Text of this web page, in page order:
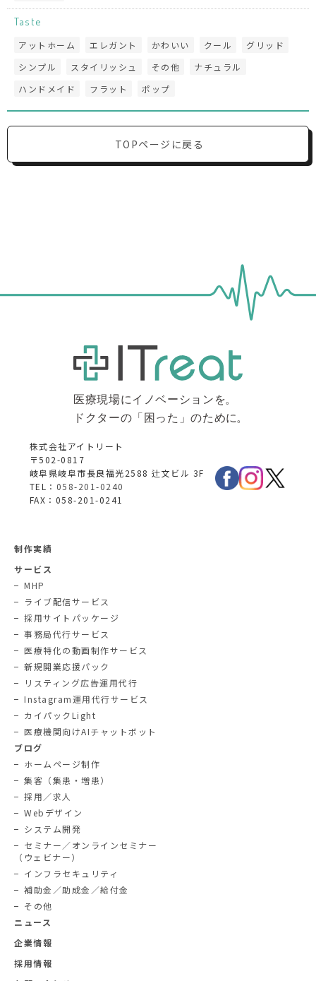
Taste
アットホーム エレガント かわいい クール
グリッド
シンプル
スタイリッシュ その他
ナチュラル
ハンドメイド
フラット ポップ
TOPページに戻る
株式会社アイトリート
〒502-0817
岐阜県岐阜市長良福光2588 辻文ビル 3F
TEL： 058-201-0240
FAX：058-201-0241
制作実績
サービス
MHP
ライブ配信サービス
採用サイトパッケージ
事務局代行サービス
医療特化の動画制作サービス
新規開業応援パック
リスティング広告運用代行
Instagram運用代行サービス
カイパックLight
医療機関向けAIチャットボット
ブログ
ホームページ制作
集客（集患・増患）
採用／求人
Webデザイン
システム開発
セミナー／オンラインセミナー
（ウェビナー）
インフラセキュリティ
補助金／助成金／給付金
その他
ニュース
企業情報
採用情報